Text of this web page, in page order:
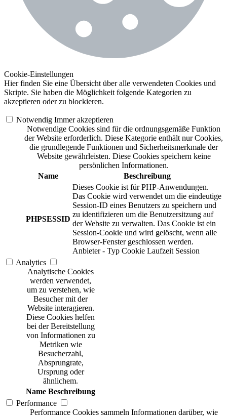
Cookie-Einstellungen
Hier finden Sie eine Übersicht über alle verwendeten Cookies und
Skripte. Sie haben die Möglichkeit folgende Kategorien zu
akzeptieren oder zu blockieren.
Notwendig Immer akzeptieren
Notwendige Cookies sind für die ordnungsgemäße Funktion
der Website erforderlich. Diese Kategorie enthält nur Cookies,
die grundlegende Funktionen und Sicherheitsmerkmale der
Website gewährleisten. Diese Cookies speichern keine
persönlichen Informationen.
Name
Beschreibung
PHPSESSID
Dieses Cookie ist für PHP-Anwendungen.
Das Cookie wird verwendet um die eindeutige
Session-ID eines Benutzers zu speichern und
zu identifizieren um die Benutzersitzung auf
der Website zu verwalten. Das Cookie ist ein
Session-Cookie und wird gelöscht, wenn alle
Browser-Fenster geschlossen werden.
Anbieter - Typ Cookie Laufzeit Session
Analytics
Analytische Cookies
werden verwendet,
um zu verstehen, wie
Besucher mit der
Website interagieren.
Diese Cookies helfen
bei der Bereitstellung
von Informationen zu
Metriken wie
Besucherzahl,
Absprungrate,
Ursprung oder
ähnlichem.
Name Beschreibung
Performance
Performance Cookies sammeln Informationen darüber, wie